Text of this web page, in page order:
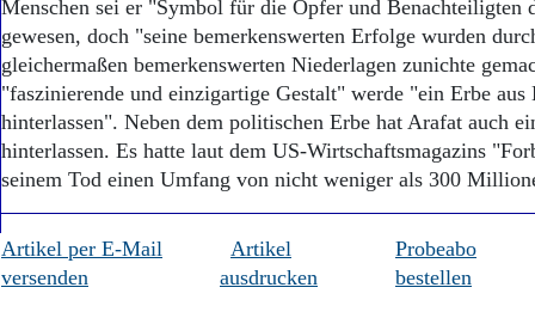
Menschen sei er "Symbol für die Opfer und Benachteiligten
gewesen, doch "seine bemerkenswerten Erfolge wurden
gleichermaßen bemerkenswerten Niederlagen zunichte
"faszinierende und einzigartige Gestalt" werde "ein Erbe aus
hinterlassen". Neben dem politischen Erbe hat Arafat auch
hinterlassen. Es hatte laut dem US-Wirtschaftsmagazins
seinem Tod einen Umfang von nicht weniger als 300
Artikel per E-Mail
versenden
Artikel
ausdrucken
Probeabo
bestellen